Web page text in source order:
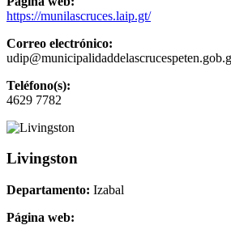
https://munilascruces.laip.gt/
Correo electrónico:
Teléfono(s):
4629 7782
Livingston
Departamento: Izabal
Página web: